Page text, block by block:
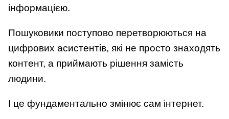
інформацією.
Пошуковики поступово перетворюються на
цифрових асистентів, які не просто знаходять
контент, а приймають рішення замість
людини.
І це фундаментально змінює сам інтернет.